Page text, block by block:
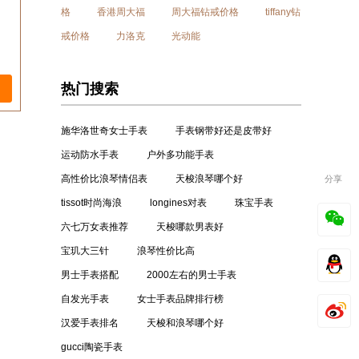
格 香港周大福 周大福钻戒价格 tiffany钻
戒价格 力洛克 光动能
热门搜索
施华洛世奇女士手表 手表钢带好还是皮带好
运动防水手表 户外多功能手表
高性价比浪琴情侣表 天梭浪琴哪个好
tissot时尚海浪 longines对表 珠宝手表
六七万女表推荐 天梭哪款男表好
宝玑大三针 浪琴性价比高
男士手表搭配 2000左右的男士手表
自发光手表 女士手表品牌排行榜
汉爱手表排名 天梭和浪琴哪个好
gucci陶瓷手表
分享